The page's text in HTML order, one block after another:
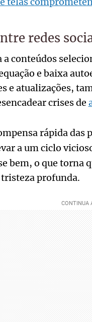
redes
conteúdos
e baixa
e atualizações,
crises de
rápida das
a um ciclo
bem, o que torna
profunda.